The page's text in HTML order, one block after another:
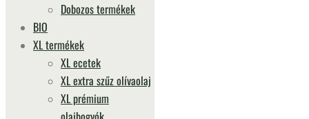
Dobozos termékek
BIO
XL termékek
XL ecetek
XL extra szűz olívaolaj
XL prémium